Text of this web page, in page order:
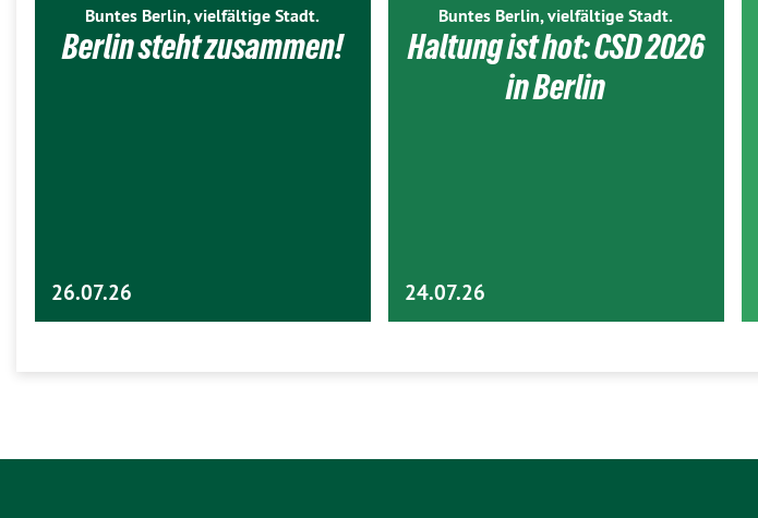
Buntes Berlin, vielfältige Stadt.
Berlin steht zusammen!
26.07.26
Buntes Berlin, vielfältige Stadt.
Haltung ist hot: CSD 2026
in Berlin
24.07.26